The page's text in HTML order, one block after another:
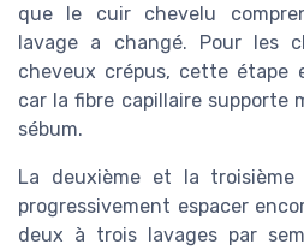
que le cuir chevelu
lavage a changé. Pour les
cheveux crépus, cette étape
car la fibre capillaire supporte
sébum.
La deuxième et la troisième
progressivement espacer
deux à trois lavages par